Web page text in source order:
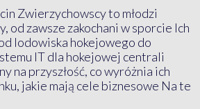
Zwierzychowscy to młodzi
od zawsze zakochani w sporcie Ich
lodowiska hokejowego do
IT dla hokejowej centrali
na przyszłość, co wyróżnia ich
jakie mają cele biznesowe Na te